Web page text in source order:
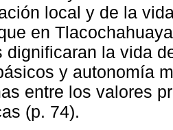
local y de la
en
dignificaran la vida
y autonomía
entre los valores
(p. 74).